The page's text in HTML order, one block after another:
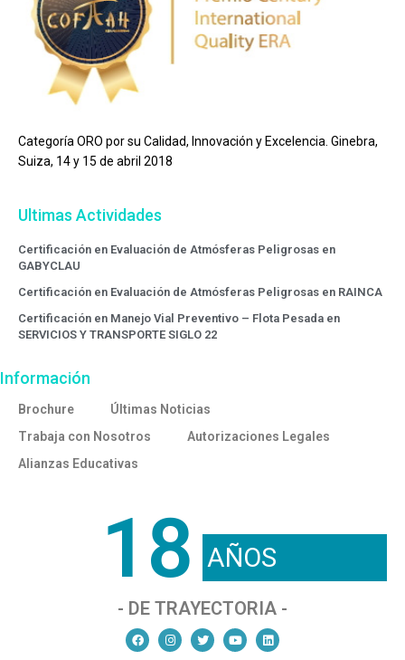
Categoría ORO por su Calidad, Innovación y Excelencia. Ginebra,
Suiza, 14 y 15 de abril 2018
Ultimas Actividades
Certificación en Evaluación de Atmósferas Peligrosas en
GABYCLAU
Certificación en Evaluación de Atmósferas Peligrosas en RAINCA
Certificación en Manejo Vial Preventivo – Flota Pesada en
SERVICIOS Y TRANSPORTE SIGLO 22
Información
Brochure
Últimas Noticias
Trabaja con Nosotros
Autorizaciones Legales
Alianzas Educativas
18 AÑOS
- DE TRAYECTORIA -